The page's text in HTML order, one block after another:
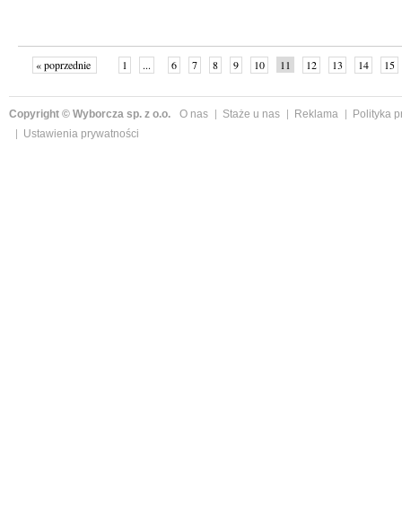
« poprzednie 1 ... 6 7 8 9 10 11 12 13 14 15
Copyright © Wyborcza sp. z o.o. O nas Staże u nas Reklama
Polityka
Ustawienia prywatności